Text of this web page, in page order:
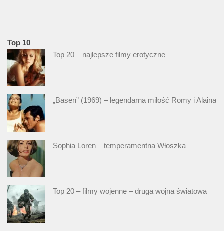
Top 10
Top 20 – najlepsze filmy erotyczne
„Basen” (1969) – legendarna miłość Romy i Alaina
Sophia Loren – temperamentna Włoszka
Top 20 – filmy wojenne – druga wojna światowa